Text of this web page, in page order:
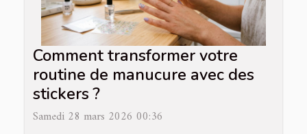
Comment transformer votre
routine de manucure avec des
stickers ?
Samedi 28 mars 2026 00:36